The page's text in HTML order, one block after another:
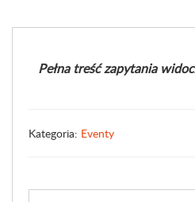
Pełna treść zapytania
Kategoria: Eventy